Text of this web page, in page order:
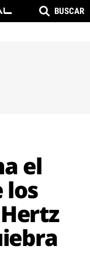
BUSCAR
el
los